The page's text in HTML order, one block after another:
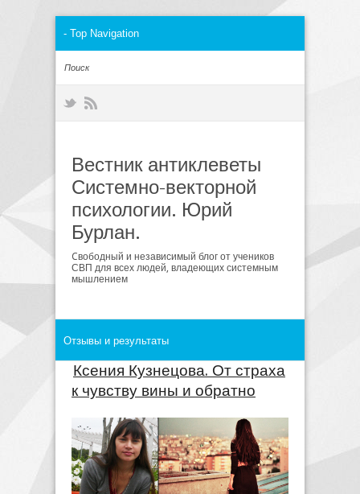
Вестник антиклеветы
Системно-векторной
психологии. Юрий
Бурлан.
Cвободный и независимый блог от учеников
СВП для всех людей, владеющих системным
мышлением
Ксения Кузнецова. От страха
к чувству вины и обратно